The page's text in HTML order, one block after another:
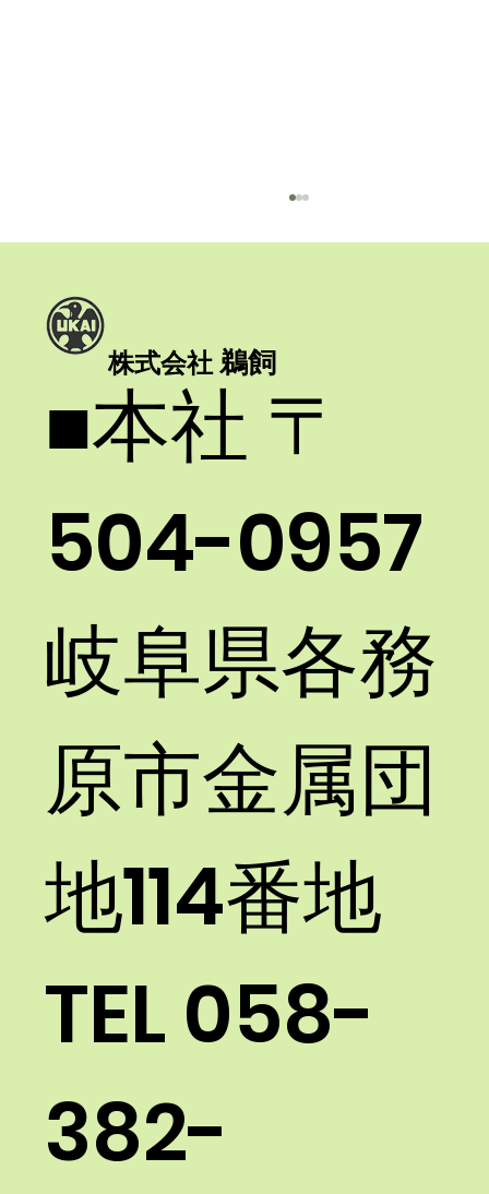
FJW-100/160を設置しました。
株式会社 鵜飼
​■本社 〒
504-0957
岐阜県各務
原市金属団
地114番地
TEL058-
382-